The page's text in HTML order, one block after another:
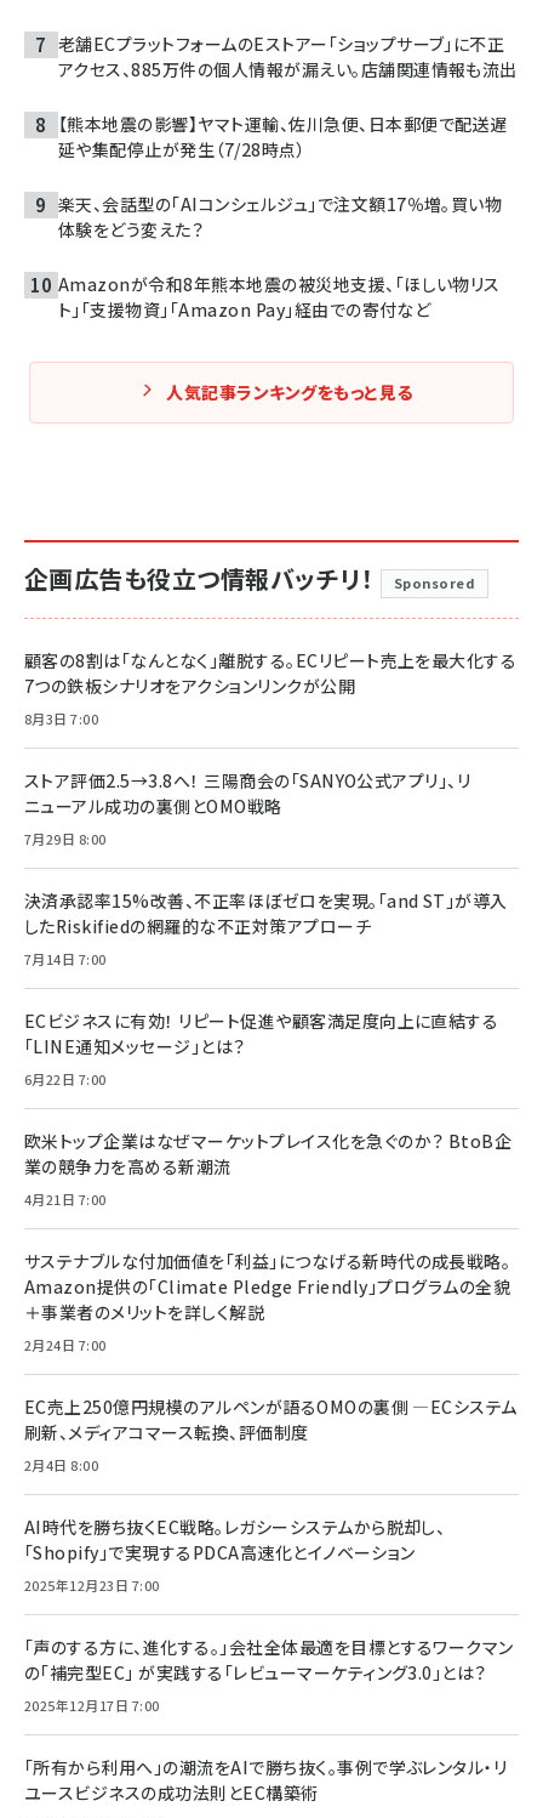
老舗ECプラットフォームのEストアー「ショップサーブ」に不正
アクセス、885万件の個人情報が漏えい。店舗関連情報も流出
【熊本地震の影響】ヤマト運輸、佐川急便、日本郵便で配送遅
延や集配停止が発生（7/28時点）
楽天、会話型の「AIコンシェルジュ」で注文額17％増。買い物
体験をどう変えた？
Amazonが令和8年熊本地震の被災地支援、「ほしい物リス
ト」「支援物資」「Amazon Pay」経由での寄付など
人気記事ランキングをもっと見る
企画広告も役立つ情報バッチリ！ Sponsored
顧客の8割は「なんとなく」離脱する。ECリピート売上を最大化する
7つの鉄板シナリオをアクションリンクが公開
8月3日 7:00
ストア評価2.5→3.8へ！ 三陽商会の「SANYO公式アプリ」、リ
ニューアル成功の裏側とOMO戦略
7月29日 8:00
決済承認率15%改善、不正率ほぼゼロを実現。「and ST」が導入
したRiskifiedの網羅的な不正対策アプローチ
7月14日 7:00
ECビジネスに有効！ リピート促進や顧客満足度向上に直結する
「LINE通知メッセージ」とは？
6月22日 7:00
欧米トップ企業はなぜマーケットプレイス化を急ぐのか？ BtoB企
業の競争力を高める新潮流
4月21日 7:00
サステナブルな付加価値を「利益」につなげる新時代の成長戦略。
Amazon提供の「Climate Pledge Friendly」プログラムの全貌
＋事業者のメリットを詳しく解説
2月24日 7:00
EC売上250億円規模のアルペンが語るOMOの裏側 ―ECシステム
刷新、メディアコマース転換、評価制度
2月4日 8:00
AI時代を勝ち抜くEC戦略。レガシーシステムから脱却し、
「Shopify」で実現するPDCA高速化とイノベーション
2025年12月23日 7:00
「声のする方に、進化する。」会社全体最適を目標とするワークマン
の「補完型EC」 が実践する「レビューマーケティング3.0」とは？
2025年12月17日 7:00
「所有から利用へ」の潮流をAIで勝ち抜く。事例で学ぶレンタル・リ
ユースビジネスの成功法則とEC構築術